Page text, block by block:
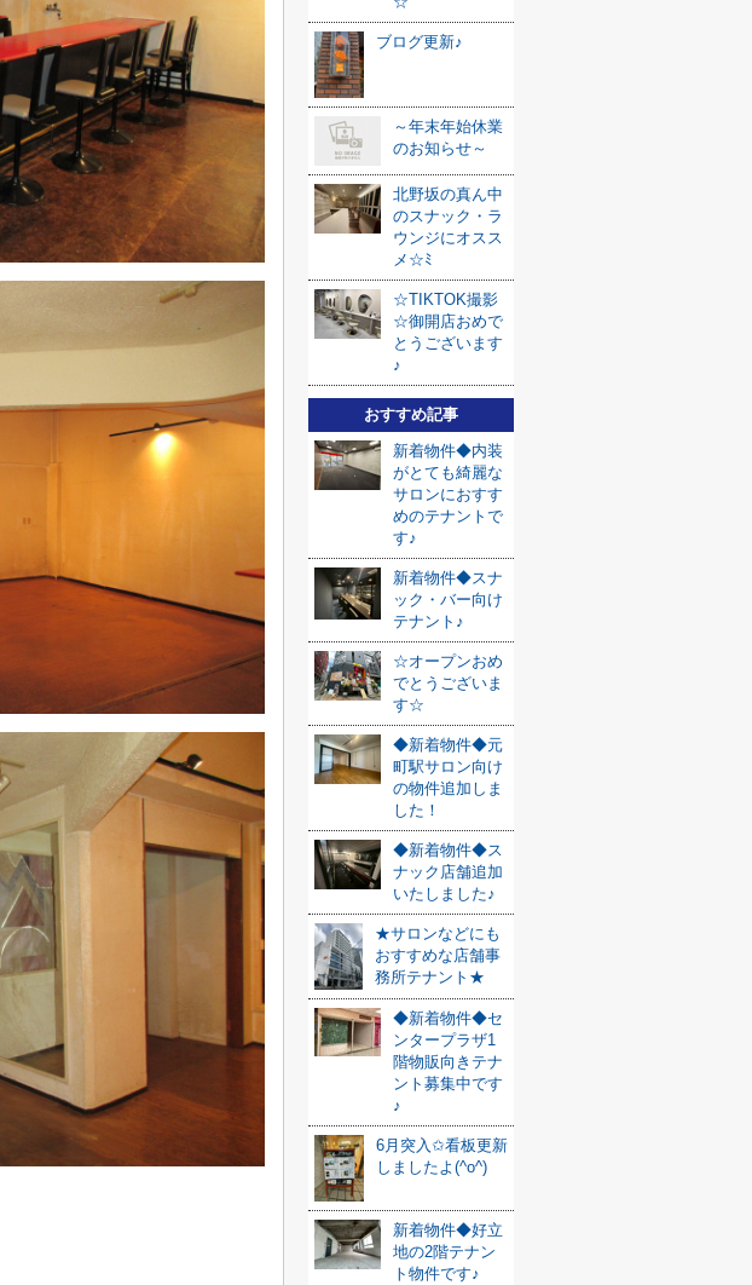
ブログ更新♪
～年末年始休業
のお知らせ～
北野坂の真ん中
のスナック・ラ
ウンジにオスス
メ☆ﾐ
☆TIKTOK撮影
☆御開店おめで
とうございます
♪
おすすめ記事
新着物件◆内装
がとても綺麗な
サロンにおすす
めのテナントで
す♪
新着物件◆スナ
ック・バー向け
テナント♪
☆オープンおめ
でとうございま
す☆
◆新着物件◆元
町駅サロン向け
の物件追加しま
した！
◆新着物件◆ス
ナック店舗追加
いたしました♪
★サロンなどにも
おすすめな店舗事
務所テナント★
◆新着物件◆セ
ンタープラザ1
階物販向きテナ
ント募集中です
♪
6月突入✩看板更新
しましたよ(^o^)
新着物件◆好立
地の2階テナン
ト物件です♪